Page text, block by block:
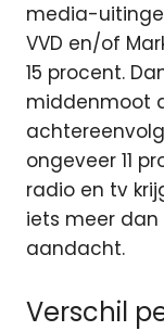
media-
VVD en/of
15 procent.
middenmoot
ongeveer 11
radio en tv
iets meer
aandacht.
Verschil